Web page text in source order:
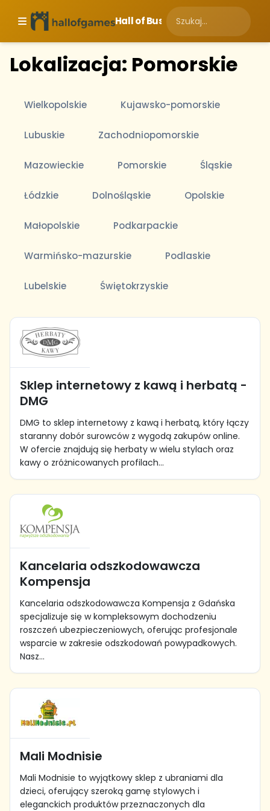
Hall of Business
Lokalizacja: Pomorskie
Wielkopolskie Kujawsko-pomorskie
Lubuskie Zachodniopomorskie
Mazowieckie Pomorskie Śląskie
Łódzkie Dolnośląskie Opolskie
Małopolskie Podkarpackie
Warmińsko-mazurskie Podlaskie
Lubelskie Świętokrzyskie
Sklep internetowy z kawą i herbatą -
DMG
DMG to sklep internetowy z kawą i herbatą, który łączy
staranny dobór surowców z wygodą zakupów online.
W ofercie znajdują się herbaty w wielu stylach oraz
kawy o zróżnicowanych profilach...
Kancelaria odszkodowawcza
Kompensja
Kancelaria odszkodowawcza Kompensja z Gdańska
specjalizuje się w kompleksowym dochodzeniu
roszczeń ubezpieczeniowych, oferując profesjonale
wsparcie w zakresie odszkodowań powypadkowych.
Nasz...
Mali Modnisie
Mali Modnisie to wyjątkowy sklep z ubraniami dla
dzieci, oferujący szeroką gamę stylowych i
eleganckich produktów przeznaczonych dla